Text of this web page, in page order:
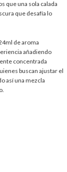
que una sola calada
que desafía lo
de aroma
añadiendo
concentrada
buscan ajustar el
así una mezcla